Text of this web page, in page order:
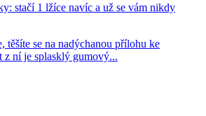
stačí 1 lžíce navíc a už se vám nikdy
těšíte se na nadýchanou přílohu ke
z ní je splasklý gumový...